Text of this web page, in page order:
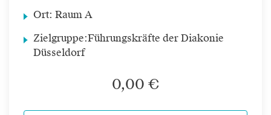
Ort: Raum A
Zielgruppe:Führungskräfte der Diakonie
Düsseldorf
0,00 €